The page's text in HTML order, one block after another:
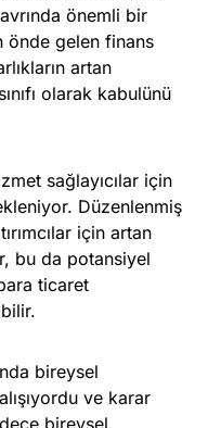
önemli bir
önde gelen finans
artan
olarak kabulünü
sağlayıcılar için
Düzenlenmiş
için artan
bu da potansiyel
ticaret
bireysel
ve karar
bireysel